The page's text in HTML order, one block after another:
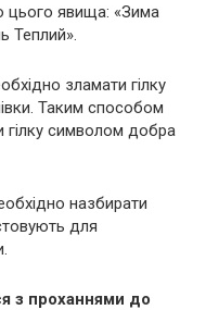
цього явища: «Зима
Теплий».
зламати гілку
Таким способом
символом добра
назбирати
для
з проханнями до